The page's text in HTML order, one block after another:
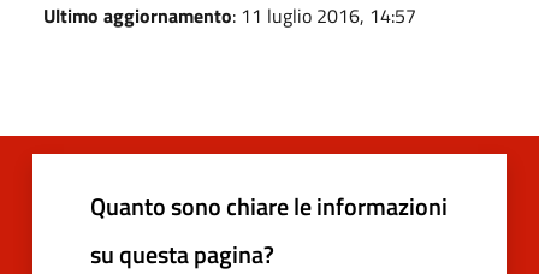
Ultimo aggiornamento: 11 luglio 2016, 14:57
Quanto sono chiare le informazioni
su questa pagina?